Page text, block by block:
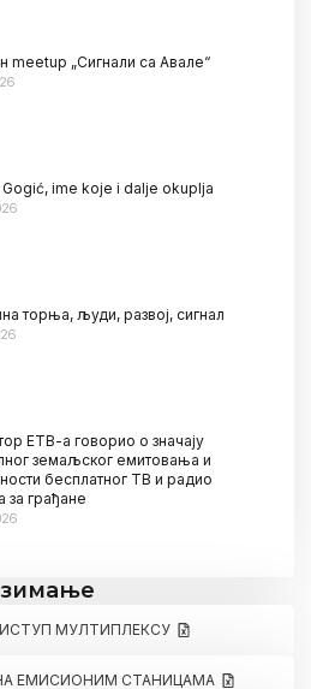
meetup „Сигнали са Авале“
Gogić, ime koje i dalje okuplja
торња, људи, развој, сигнал
ЕТВ-а говорио о значају
земаљског емитовања и
бесплатног ТВ и радио
за грађане
МУЛТИПЛЕКСУ
ЕМИСИОНИМ СТАНИЦАМА